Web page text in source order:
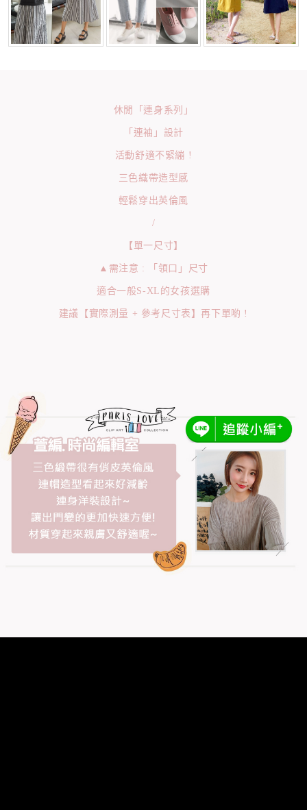
休閒「連身系列」
「連袖」設計
活動舒適不緊繃 !
三色織帶造型感
輕鬆穿出英倫風
/
【單一尺寸】
▲需注意 : 「領口」尺寸
適合一般S-XL的女孩選購
建議【實際測量 + 參考尺寸表】再下單喲 !